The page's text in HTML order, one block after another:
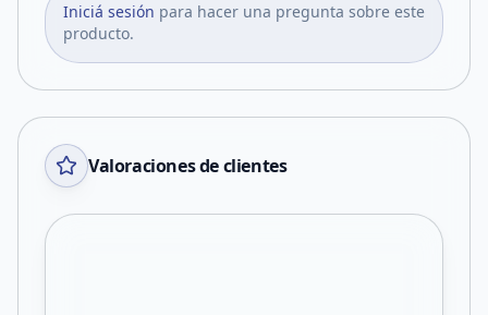
Iniciá sesión para hacer una pregunta sobre este
producto.
Valoraciones de clientes